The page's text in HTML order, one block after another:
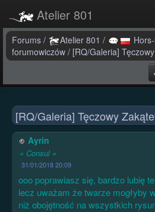
Atelier 801
Forums
Dev Tracker
Connexion
Langue
Forums / Atelier 801 /
forumowiczów / [RQ/Galeria]
[RQ/Galeria] Tęczowy
Ayrin
« Consul »
31/01/2018 20:09
ooo poprawiasz się, bardzo lubię
lecz uważam że twarze mogłyby
niż obojętność na wszystkich